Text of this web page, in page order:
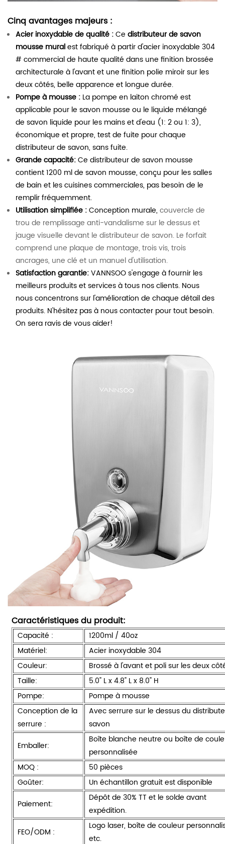
Cinq avantages majeurs :
Acier inoxydable de qualité :Ce distributeur de savon
mousse muralest fabriqué à partir d'acier inoxydable 304
# commercial de haute qualité dans une finition brossée
architecturale à l'avant et une finition polie miroir sur les
deux côtés, belle apparence et longue durée.
Pompe à mousse : La pompe en laiton chromé est
applicable pour le savon mousse ou le liquide mélangé
de savon liquide pour les mains et d'eau (1: 2 ou 1: 3),
économique et propre, test de fuite pour chaque
distributeur de savon, sans fuite.
Grande capacité:Ce distributeur de savon mousse
contient 1200 ml de savon mousse, conçu pour les salles
de bain et les cuisines commerciales, pas besoin de le
remplir fréquemment.
Utilisation simplifiée :Conception murale, couvercle de
trou de remplissage anti-vandalisme sur le dessus et
jauge visuelle devant le distributeur de savon. Le forfait
comprend une plaque de montage, trois vis, trois
ancrages, une clé et un manuel d'utilisation.
Satisfaction garantie:VANNSOO s'engage à fournir les
meilleurs produits et services à tous nos clients. Nous
nous concentrons sur l'amélioration de chaque détail des
produits. N'hésitez pas à nous contacter pour tout besoin.
On sera ravis de vous aider!
Caractéristiques du produit:
Capacité :
1200ml / 40oz
Matériel:
Acier inoxydable 304
Couleur:
Brossé à l'avant et poli sur les deux
Taille:
5.0" L x 4.8" L x 8.0" H
Pompe:
Pompe à mousse
Conception de la
serrure :
Avec serrure sur le dessus du
savon
Emballer:
Boîte blanche neutre ou boîte de
personnalisée
MOQ :
50 pièces
Goûter:
Un échantillon gratuit est disponible
Paiement:
Dépôt de 30% TT et le solde avant
expédition.
FEO/ODM :
Logo laser, boîte de couleur
etc.